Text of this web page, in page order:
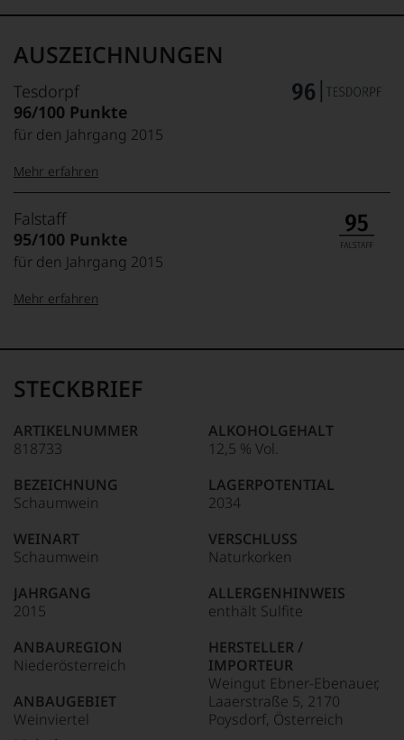
AUSZEICHNUNGEN
Tesdorpf
96/100 Punkte
für den Jahrgang 2015
99–100 Punkte:
95–98 Punkte:
85–89 Punkte:
Unter 85 Punkte:
Tesdorpf
Der
Name
Tesdorpf
für
für
edlen
der
Welt,
wie
ein
anderer.
dokumentieren
wir
und
gerade
Bewertungen
und
renommierter
Weinjournalisten
oder
Mehr erfahren
Falstaff
95/100 Punkte
für den Jahrgang 2015
89-80 Punkte:
79-70
69-60
unter
Weinliebhabern
unter
Feinschmeckern
beliebte
Magazin
wurde
1980
in
Österreich
Leben
gerufen.
ist
das
und
heute
Mehr erfahren
STECKBRIEF
ARTIKELNUMMER
818733
BEZEICHNUNG
Schaumwein
WEINART
Schaumwein
JAHRGANG
2015
ANBAUREGION
Niederösterreich
ANBAUGEBIET
Weinviertel
ALKOHOLGEHALT
12,5 % Vol.
LAGERPOTENTIAL
2034
VERSCHLUSS
Naturkorken
ALLERGENHINWEIS
enthält Sulfite
HERSTELLER /
IMPORTEUR
Weingut Ebner-Ebenauer,
Laaerstraße 5, 2170
Poysdorf, Österreich